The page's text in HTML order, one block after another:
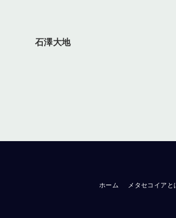
石澤大地
ホーム メタセコイアと